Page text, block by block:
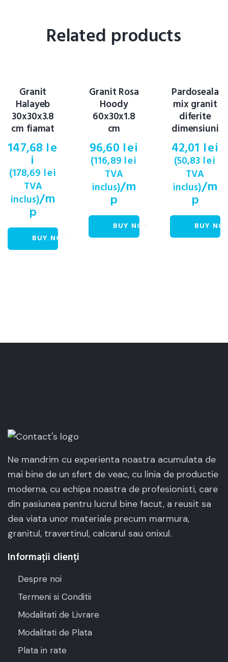
Related products
Granit
Halayeb
30x30x3.8
cm fiamat
147,68 le
i
(178,69 lei
TVA
inclus)/m
p
BUY NOW
Granit Rosa
Hoody
60x30x1.8
cm
96,60 lei
(116,89 lei
TVA
inclus)/m
p
BUY NOW
Pardoseala
mix granit
diferite
dimensiuni
42,01 lei
(50,83 lei
TVA
inclus)/m
p
BUY
Ne mandrim cu experienta noastra acumulata de
mai bine de un sfert de veac, cu linia de productie
moderna, cu echipa noastra de profesionisti, care
din pasiunea pentru lucrul bine facut, a reusit sa
dea viata unor materiale precum marmura,
granitul, travertinul, calcarul sau onixul.
Informații clienți
Despre noi
Termeni si Conditii
Modalitati de Livrare
Modalitati de Plata
Plata in rate